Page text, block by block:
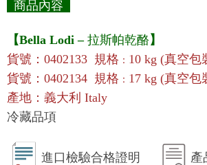
商品內容
【Bella Lodi – 拉斯帕乾酪】
貨號：0402133 規格 ： 10 kg (真空包
貨號： 0402134 規格 ： 17 kg (真空包
產地：義大利 Italy
冷藏品項
進口檢驗合格證明 產